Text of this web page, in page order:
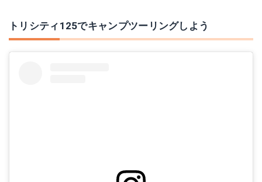
トリシティ125でキャンプツーリングしよう